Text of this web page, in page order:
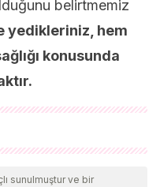
belirtmemiz
yedikleriniz, hem
konusunda
güvenilirliklerini,
için ekibimiz
sunulmuştur ve bir